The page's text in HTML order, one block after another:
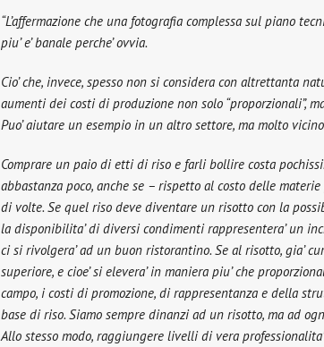
“L’affermazione che una fotografia complessa sul piano
piu’ e’ banale perche’ ovvia.
Cio’ che, invece, spesso non si considera con altrettanta
aumenti dei costi di produzione non solo “proporzionali”,
Puo’ aiutare un esempio in un altro settore, ma molto
Comprare un paio di etti di riso e farli bollire costa
abbastanza poco, anche se – rispetto al costo delle
di volte. Se quel riso deve diventare un risotto con la
la disponibilita’ di diversi condimenti rappresentera’ un
ci si rivolgera’ ad un buon ristorantino. Se al risotto, gia’
superiore, e cioe’ si elevera’ in maniera piu’ che
campo, i costi di promozione, di rappresentanza e della
base di riso. Siamo sempre dinanzi ad un risotto, ma ad
Allo stesso modo, raggiungere livelli di vera